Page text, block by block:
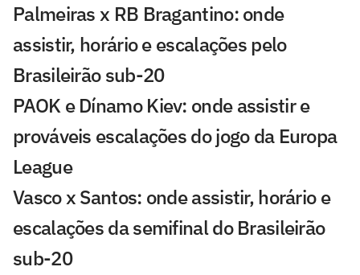
Palmeiras x RB Bragantino: onde
assistir, horário e escalações pelo
Brasileirão sub-20
PAOK e Dínamo Kiev: onde assistir e
prováveis escalações do jogo da Europa
League
Vasco x Santos: onde assistir, horário e
escalações da semifinal do Brasileirão
sub-20